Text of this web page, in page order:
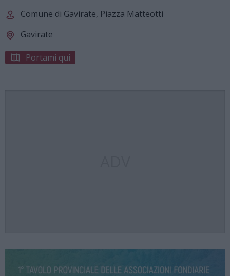
Comune di Gavirate, Piazza Matteotti
Gavirate
Portami qui